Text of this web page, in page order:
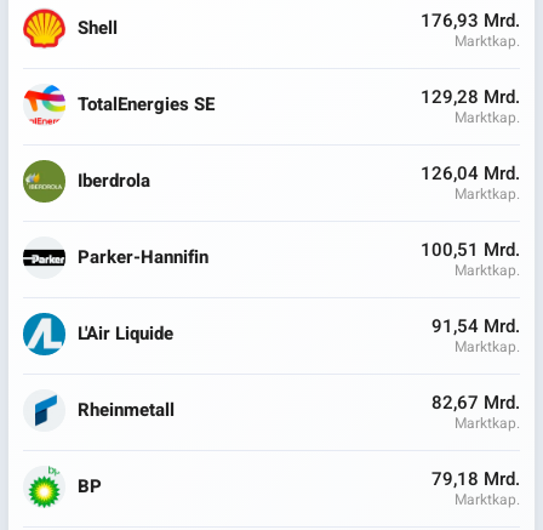
Shell 176,93 Mrd.
Marktkap.
TotalEnergies SE 129,28 Mrd.
Marktkap.
Iberdrola 126,04 Mrd.
Marktkap.
Parker-Hannifin 100,51 Mrd.
Marktkap.
L'Air Liquide 91,54 Mrd.
Marktkap.
Rheinmetall 82,67 Mrd.
Marktkap.
BP 79,18 Mrd.
Marktkap.